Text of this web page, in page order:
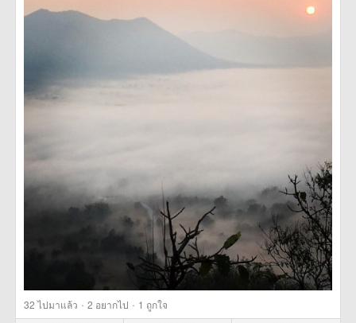
32ไปมาแล้ว · 2 อยากไป · 1 ถูกใจ